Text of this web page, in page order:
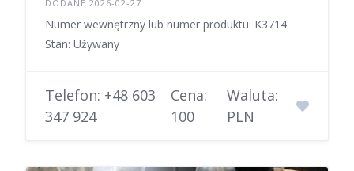
DODANE 2026-02-27
Numer wewnętrzny lub numer produktu: K3714
Stan: Używany
Telefon: +48 603
347 924
Cena:
100
Waluta:
PLN